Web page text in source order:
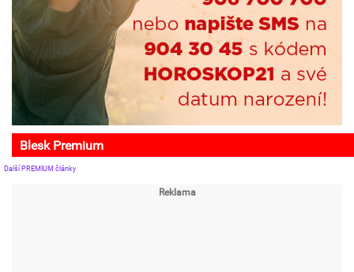
Blesk Premium
Další PREMIUM články